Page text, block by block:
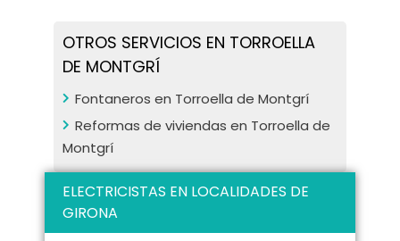
OTROS SERVICIOS EN TORROELLA
DE MONTGRÍ
Fontaneros en Torroella de Montgrí
Reformas de viviendas en Torroella de
Montgrí
ELECTRICISTAS EN LOCALIDADES DE
GIRONA